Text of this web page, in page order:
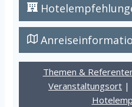
Themen &
Veranstaltungsort |